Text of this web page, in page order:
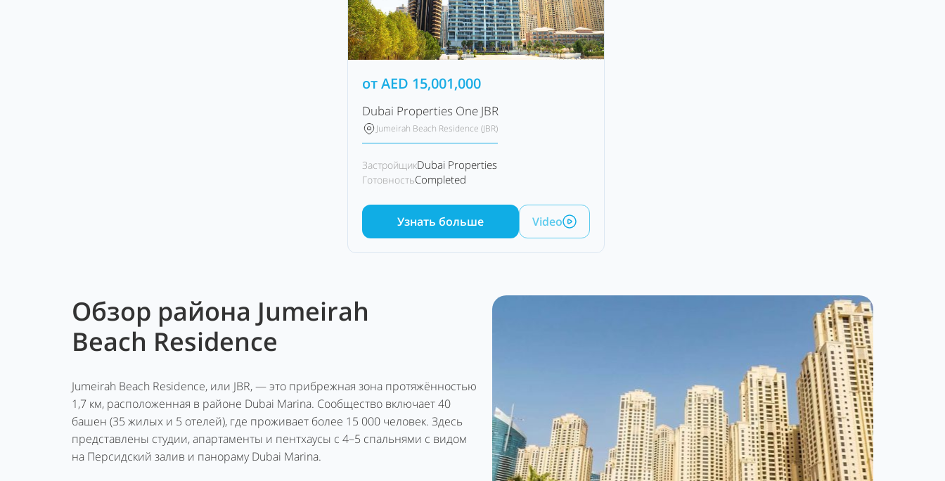
отAED 15,001,000
Dubai Properties One JBR
Jumeirah Beach Residence (JBR)
ЗастройщикDubai Properties
ГотовностьCompleted
Узнать больше Video
Обзор района Jumeirah
Beach Residence
Jumeirah Beach Residence, или JBR, — это прибрежная зона протяжённостью
1,7 км, расположенная в районе Dubai Marina. Сообщество включает 40
башен (35 жилых и 5 отелей), где проживает более 15 000 человек. Здесь
представлены студии, апартаменты и пентхаусы с 4–5 спальнями с видом
на Персидский залив и панораму Dubai Marina.